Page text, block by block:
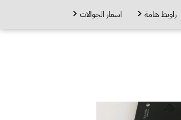
راوبط هامة اسعار الجوالات